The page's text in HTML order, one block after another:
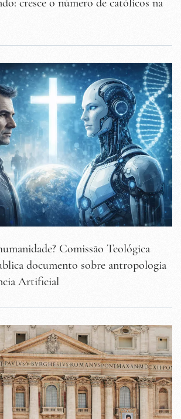
cresce o número de católicos na
Comissão Teológica
documento sobre antropologia
Artificial